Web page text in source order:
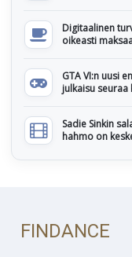
Digitaalinen
oikeasti
GTA VI:n uusi
julkaisu
Sadie Sinkin
hahmo on
FINDANCE